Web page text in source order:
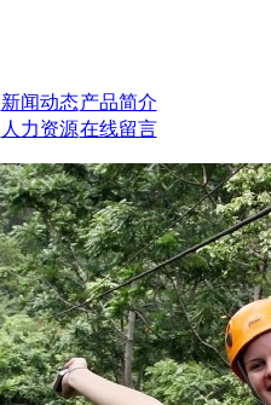
新闻动态产品简介
人力资源在线留言